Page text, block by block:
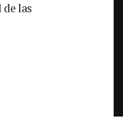
las